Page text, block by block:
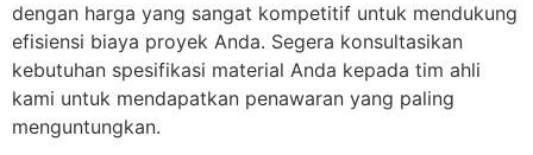
dengan harga yang sangat kompetitif untuk mendukung
efisiensi biaya proyek Anda. Segera konsultasikan
kebutuhan spesifikasi material Anda kepada tim ahli
kami untuk mendapatkan penawaran yang paling
menguntungkan.